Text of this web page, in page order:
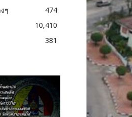
ๆ
474
10,410
381